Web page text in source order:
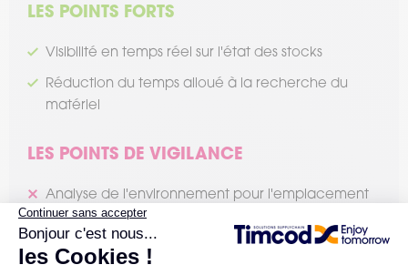
LES POINTS FORTS
Visibilité en temps réel sur l'état des stocks
Réduction du temps alloué à la recherche du
matériel
LES POINTS DE VIGILANCE
Analyse de l'environnement pour l'emplacement
des tags NFC